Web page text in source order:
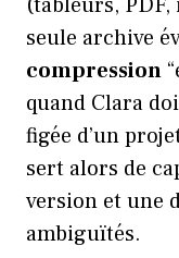
seule archive
compression
quand Clara
figée d’un
sert alors de
version et une
ambiguïtés.